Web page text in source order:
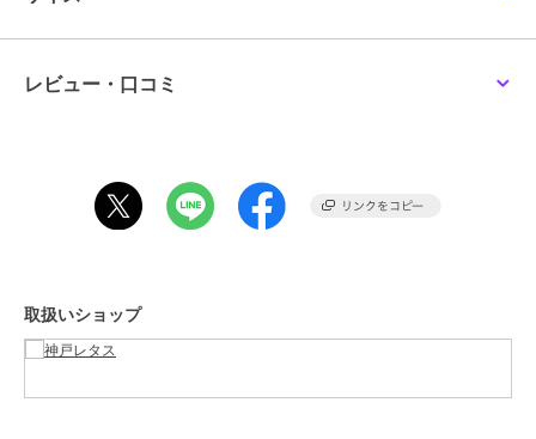
から高身長さんまでお楽しみいただけます。
ヒップ幅 48.5
前下 69
ワタリ幅 29.5
レビュー・口コミ
取扱いショップ